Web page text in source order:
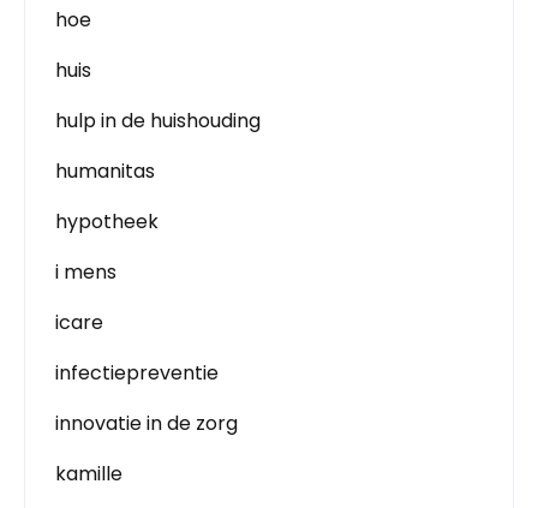
hoe
huis
hulp in de huishouding
humanitas
hypotheek
i mens
icare
infectiepreventie
innovatie in de zorg
kamille